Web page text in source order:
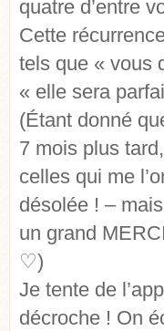
quatre d’entre
Cette
tels que « vous
« elle sera
(Étant donné
7 mois plus
celles qui me
désolée ! –
un grand
♡)
Je tente de
décroche ! On